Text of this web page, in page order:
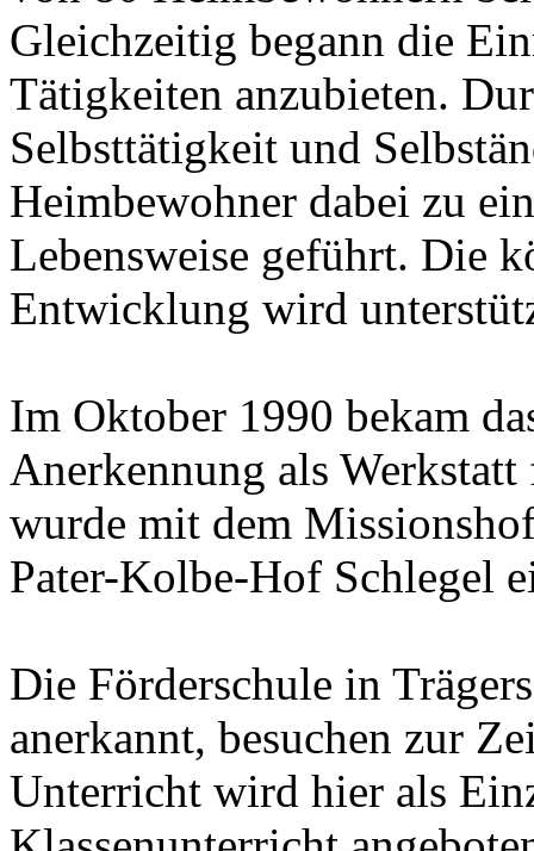
Gleichzeitig begann die
Tätigkeiten anzubieten.
Selbsttätigkeit und
Heimbewohner dabei zu
Lebensweise geführt. Die
Entwicklung wird
Im Oktober 1990 bekam
Anerkennung als
wurde mit dem
Pater-Kolbe-Hof Schlegel
Die Förderschule in
anerkannt, besuchen zur
Unterricht wird hier als